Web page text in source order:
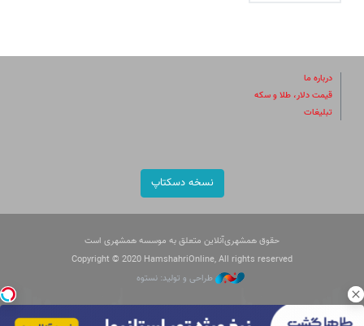
درباره ما
قیمت دلار، طلا و سکه
تبلیغات
نسخه دسکتاپ
حقوق همشهری‌آنلاین متعلق به موسسه همشهری است
Copyright © 2020 HamshahriOnline, All rights reserved
طراحی و تولید: نستوه